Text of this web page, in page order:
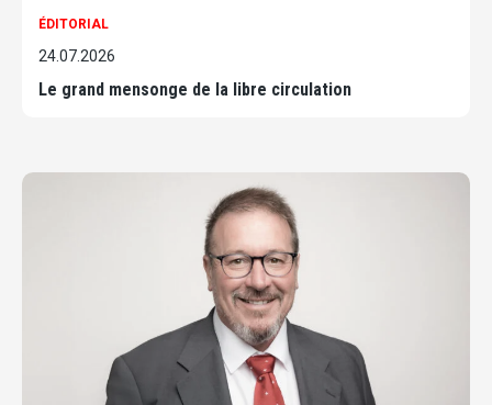
ÉDITORIAL
24.07.2026
Le grand mensonge de la libre circulation